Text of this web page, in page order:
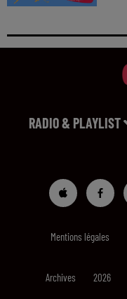
RADIO & PLAYLIST
Mentions légales
Archives 2026